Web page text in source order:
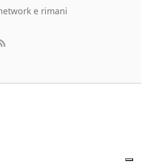
e rimani